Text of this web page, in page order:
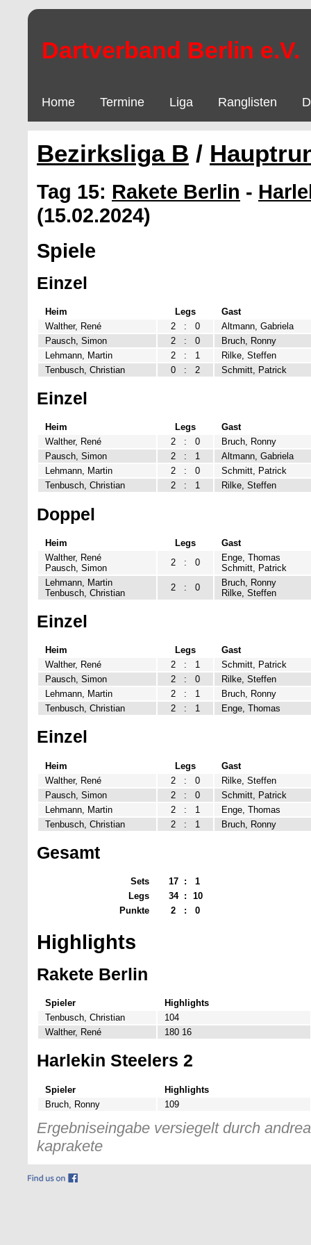
Dartverband Berlin e.V.
Home Termine Liga Ranglisten
Bezirksliga B /
Tag 15: Rakete Berlin -
(15.02.2024)
Spiele
Einzel
Heim Legs
Gast
Walther, René
2 : 0
Altmann, Gabriela
Pausch, Simon
2 : 0
Bruch, Ronny
Lehmann, Martin
2 : 1
Rilke, Steffen
Tenbusch, Christian
0 : 2 Schmitt, Patrick
Einzel
Heim Legs
Gast
Walther, René
2 : 0
Bruch, Ronny
Pausch, Simon
2 : 1
Altmann, Gabriela
Lehmann, Martin
2 : 0
Schmitt, Patrick
Tenbusch, Christian
2 : 1 Rilke, Steffen
Doppel
Heim Legs
Gast
Walther, René
Pausch, Simon
2 : 0
Enge, Thomas
Schmitt, Patrick
Lehmann, Martin
Tenbusch, Christian
2 : 0
Bruch, Ronny
Rilke, Steffen
Einzel
Heim Legs
Gast
Walther, René
2 : 1
Schmitt, Patrick
Pausch, Simon
2 : 0
Rilke, Steffen
Lehmann, Martin
2 : 1
Bruch, Ronny
Tenbusch, Christian
2 : 1 Enge, Thomas
Einzel
Heim Legs
Gast
Walther, René
2 : 0
Rilke, Steffen
Pausch, Simon
2 : 0
Schmitt, Patrick
Lehmann, Martin
2 : 1
Enge, Thomas
Tenbusch, Christian
2 : 1 Bruch, Ronny
Gesamt
Sets 17 :
1
Legs
34 :
10
Punkte
2 : 0
Highlights
Rakete Berlin
Spieler
Highlights
Tenbusch, Christian
104
Walther, René
180 16
Harlekin Steelers 2
Spieler
Highlights
Bruch, Ronny
109
Ergebniseingabe versiegelt durch
kaprakete